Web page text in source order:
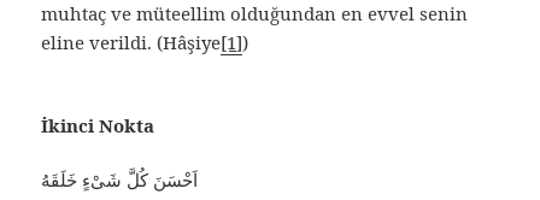
muhtaç ve müteellim olduğundan en evvel senin
eline verildi. (Hâşiye[1])
İkinci Nokta
اَحْسَنَ كُلَّ شَىْءٍ خَلَقَهُ